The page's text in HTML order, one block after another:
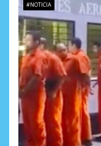
#NOTICIA